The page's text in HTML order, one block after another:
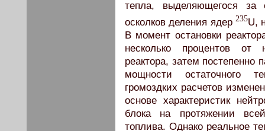
тепла, выделяющегося за
осколков деления ядер 235U,
В момент остановки
несколько процентов от
реактора, затем постепенно
мощности остаточного
громоздких расчетов
основе характеристик
блока на протяжении
топлива. Однако реальное